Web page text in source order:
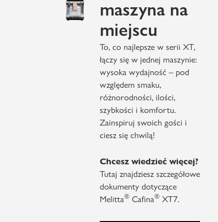
maszyna na
miejscu
To, co najlepsze w serii XT,
łączy się w jednej maszynie:
wysoka wydajność – pod
względem smaku,
różnorodności, ilości,
szybkości i komfortu.
Zainspiruj swoich gości i
ciesz się chwilą!
Chcesz wiedzieć więcej?
Tutaj znajdziesz szczegółowe
dokumenty dotyczące
Melitta®Cafina®XT7.